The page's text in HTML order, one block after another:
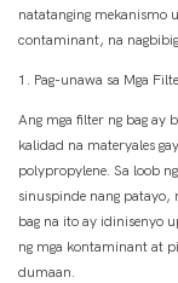
natatanging mekanismo
contaminant, na
1. Pag-unawa sa Mga
Ang mga filter ng bag ay
kalidad na materyales
polypropylene. Sa loob
sinuspinde nang patayo,
bag na ito ay idinisenyo
ng mga kontaminant at
dumaan.